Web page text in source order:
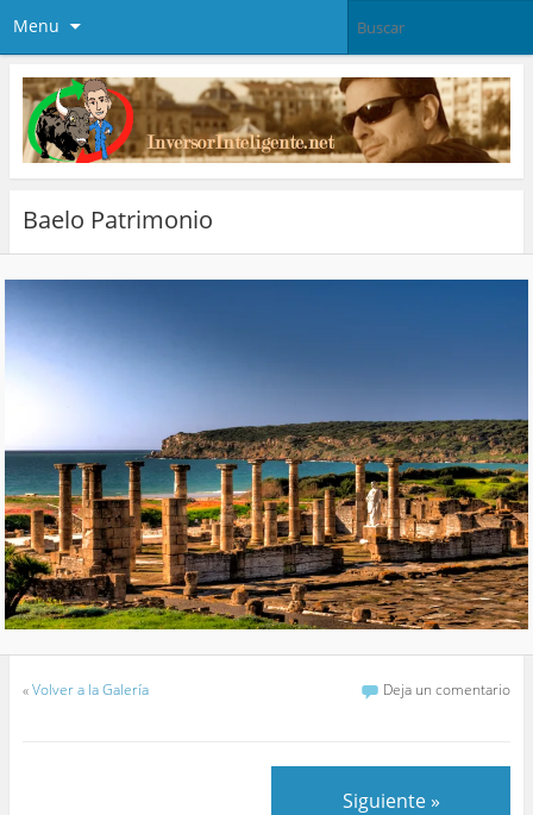
Menu
Baelo Patrimonio
«Volver a la Galería Deja un comentario
Siguiente »